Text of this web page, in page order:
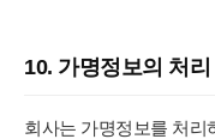
10. 가명정보의 처리
회사는 가명정보를 처리